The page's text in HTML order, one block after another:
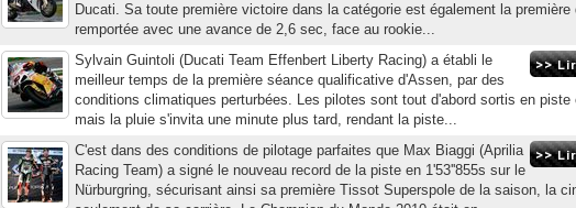
Ducati. Sa toute première victoire dans la catégorie est également la première
remportée avec une avance de 2,6 sec, face au rookie...
Sylvain Guintoli (Ducati Team Effenbert Liberty Racing) a établi le
meilleur temps de la première séance qualificative d'Assen, par des
conditions climatiques perturbées. Les pilotes sont tout d'abord sortis en piste
mais la pluie s'invita une minute plus tard, rendant la piste...
C'est dans des conditions de pilotage parfaites que Max Biaggi (Aprilia
Racing Team) a signé le nouveau record de la piste en 1'53''855s sur le
Nürburgring, sécurisant ainsi sa première Tissot Superspole de la saison, la